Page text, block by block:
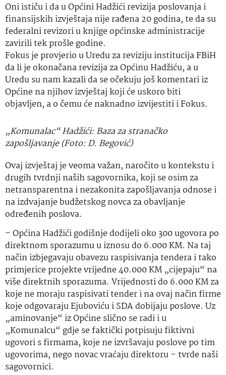
Oni ističu i da u Općini Hadžići revizija poslovanja i
finansijskih izvještaja nije rađena 20 godina, te da su
federalni revizori u knjige općinske administracije
zavirili tek prošle godine.
Fokus je provjerio u Uredu za reviziju institucija FBiH
da li je okonačana revizija za Općinu Hadžiću, a u
Uredu su nam kazali da se očekuju još komentari iz
Općine na njihov izvještaj koji će uskoro biti
objavljen, a o čemu će naknadno izvijestiti i Fokus.
„Komunalac“ Hadžići: Baza za stranačko
zapošljavanje (Foto: D. Begović)
Ovaj izvještaj je veoma važan, naročito u kontekstu i
drugih tvrdnji naših sagovornika, koji se osim za
netransparentna i nezakonita zapošljavanja odnose i
na izdvajanje budžetskog novca za obavljanje
određenih poslova.
– Općina Hadžići godišnje dodijeli oko 300 ugovora po
direktnom sporazumu u iznosu do 6.000 KM. Na taj
način izbjegavaju obavezu raspisivanja tendera i tako
primjerice projekte vrijedne 40.000 KM „cijepaju“ na
više direktnih sporazuma. Vrijednosti do 6.000 KM za
koje ne moraju raspisivati tender i na ovaj način firme
koje odgovaraju Ejuboviću i SDA dobijaju poslove. Uz
„aminovanje“ iz Općine slično se radi i u
„Komunalcu“ gdje se faktički potpisuju fiktivni
ugovori s firmama, koje ne izvršavaju poslove po tim
ugovorima, nego novac vraćaju direktoru – tvrde naši
sagovornici.